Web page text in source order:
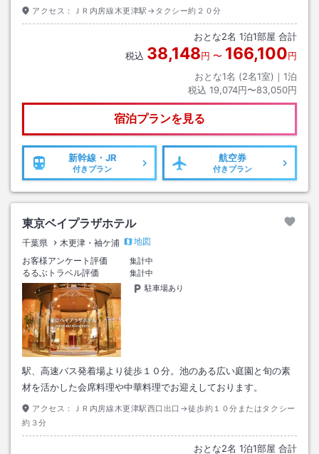
アクセス： ＪＲ内房線木更津駅→タクシー約２０分
おとな2名 1泊1部屋 合計
税込 38,148円 〜 166,100円
おとな1名 (2名1室)｜ 1泊
税込 19,074円〜83,050円
宿泊プランを見る
新幹線・JR
付きプラン
航空券
付きプラン
東京ベイプラザホテル
千葉県 木更津・袖ケ浦
地図
お客様アンケート評価
集計中
るるぶトラベル評価
集計中
駐車場あり
駅、高速バス発着場より徒歩１０分。池のある広い庭園と旬の素
材を活かした会席料理や中華料理でお迎えしております。
アクセス：
ＪＲ内房線木更津駅西口出口→徒歩約１０分またはタクシー
約３分
おとな2名 1泊1部屋 合計